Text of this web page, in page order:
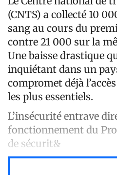
(CNTS) a collecté 10
sang au cours du
contre 21 000 sur la
Une baisse drastique
inquiétant dans un
compromet déjà
les plus essentiels.
L’insécurité entrave
fonctionnement du
de sécurit&